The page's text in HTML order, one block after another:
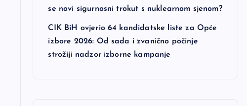
se novi sigurnosni trokut s nuklearnom sjenom?
CIK BiH ovjerio 64 kandidatske liste za Opće
izbore 2026: Od sada i zvanično počinje
strožiji nadzor izborne kampanje